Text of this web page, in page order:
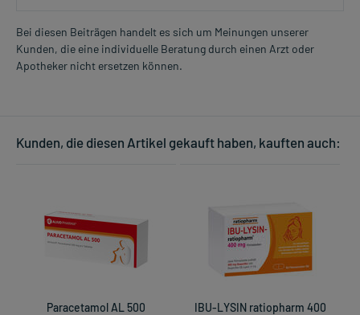
Bei diesen Beiträgen handelt es sich um Meinungen unserer
Kunden, die eine individuelle Beratung durch einen Arzt oder
Apotheker nicht ersetzen können.
Kunden, die diesen Artikel gekauft haben, kauften auch:
Paracetamol AL 500
IBU-LYSIN ratiopharm 400